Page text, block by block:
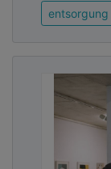
entsorgung